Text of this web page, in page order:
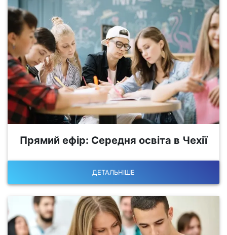
Прямий ефір: Середня освіта в Чехії
ДЕТАЛЬНІШЕ